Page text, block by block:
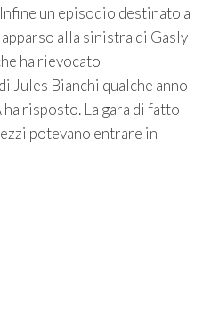
un episodio destinato a
alla sinistra di Gasly
ha rievocato
Jules Bianchi qualche anno
ha risposto. La gara di fatto
potevano entrare in